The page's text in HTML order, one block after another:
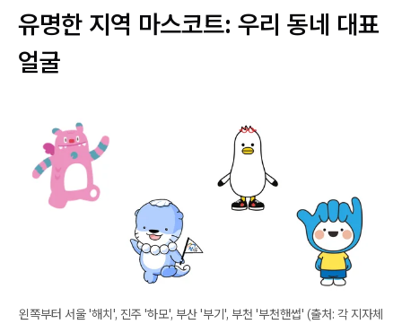
유명한 지역 마스코트: 우리 동네 대표
얼굴
왼쪽부터 서울 '해치', 진주 '하모', 부산 '부기', 부천 '부천핸썹' (출처: 각 지자체